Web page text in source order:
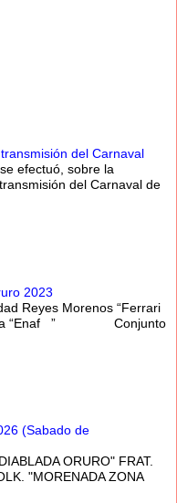
del Carnaval
efectuó, sobre la
del Carnaval de
2023
Reyes Morenos “Ferrari
“Enaf ” Conjunto
(Sabado de
ORURO" FRAT.
"MORENADA ZONA